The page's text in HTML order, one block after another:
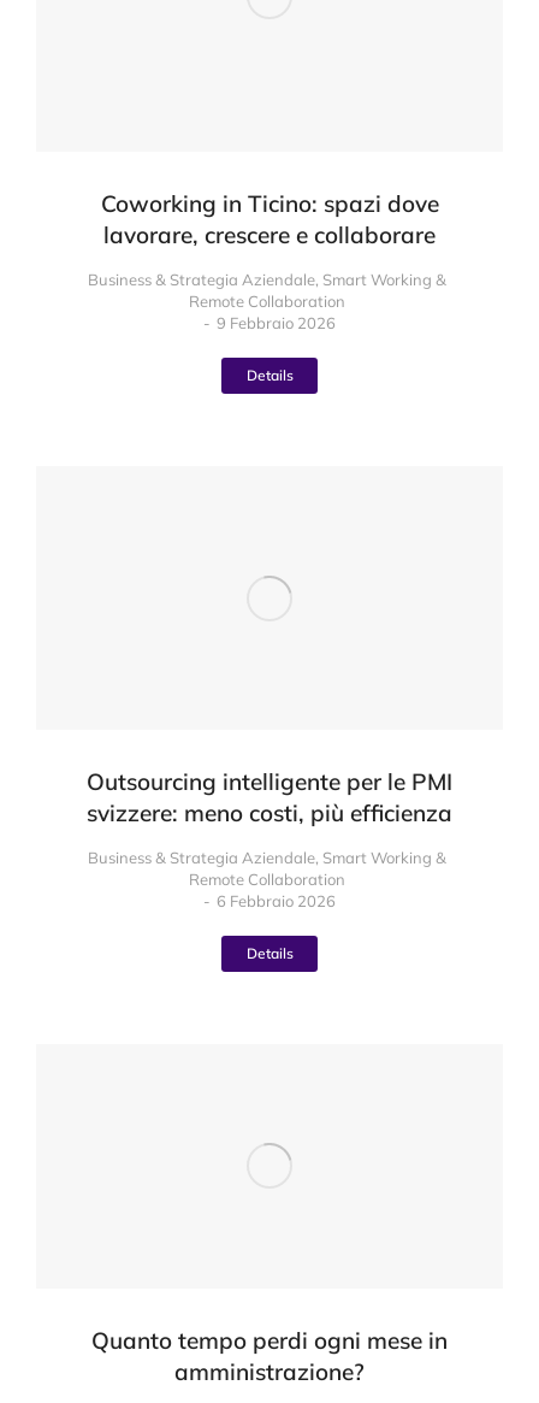
Coworking in Ticino: spazi dove
lavorare, crescere e collaborare
Business & Strategia Aziendale, Smart Working &
Remote Collaboration
9 Febbraio 2026
Details
Outsourcing intelligente per le PMI
svizzere: meno costi, più efficienza
Business & Strategia Aziendale, Smart Working &
Remote Collaboration
6 Febbraio 2026
Details
Quanto tempo perdi ogni mese in
amministrazione?